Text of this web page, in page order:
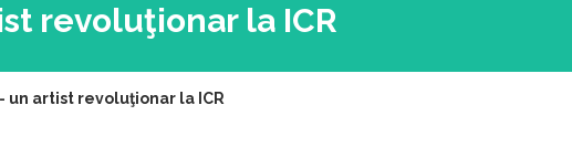
revoluţionar la ICR
un artist revoluţionar la ICR